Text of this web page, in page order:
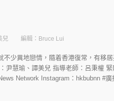
兒 編輯：Bruce Lui
少異地戀情，隨着香港復常，有移
尹慧瑜、譚美兒 指導老師：呂秉權 緊
Network Instagram：hkbubnn #廣